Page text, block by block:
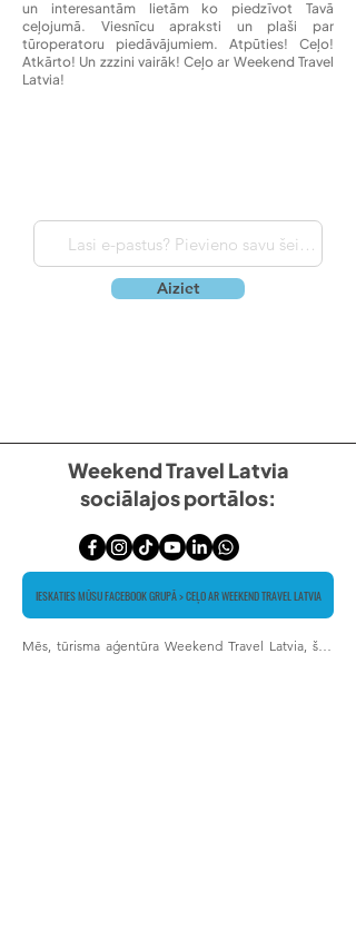
nopirkt, KO redzēt, KURP vērtīgi doties, KĀDĀ
viesnīcā jāpaliek. Informācija par vērtīgām vietām
un interesantām lietām ko piedzīvot Tavā
ceļojumā. Viesnīcu apraksti un plaši par
tūroperatoru piedāvājumiem. Atpūties! Ceļo!
Weekend Travel Latvia
sociālajos portālos:
IESKATIES MŪSU FACEBOOK GRUPĀ > CEĻO AR WEEKEND TRAVEL LATVIA